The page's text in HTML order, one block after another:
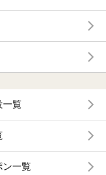
一覧
ン一覧